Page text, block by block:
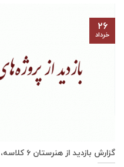
گزارش بازديد از هنرستان ٦ كلاسه، شهرستان سرايان – ۲۶ خرداد‌ماه ۱۳۹۹
۲۶
خرداد